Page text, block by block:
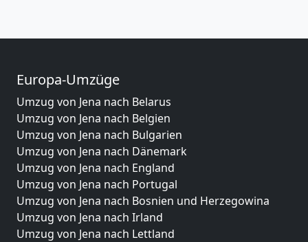
Europa-Umzüge
Umzug von Jena nach Belarus
Umzug von Jena nach Belgien
Umzug von Jena nach Bulgarien
Umzug von Jena nach Dänemark
Umzug von Jena nach England
Umzug von Jena nach Portugal
Umzug von Jena nach Bosnien und Herzegowina
Umzug von Jena nach Irland
Umzug von Jena nach Lettland